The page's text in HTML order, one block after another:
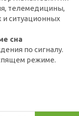
телемедицины,
ситуационных
сна
по сигналу.
режиме.